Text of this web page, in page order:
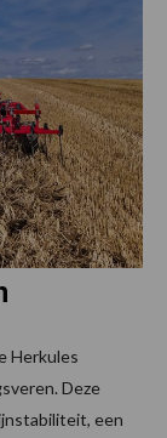
Herkules
Deze
een